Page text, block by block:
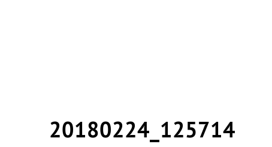
20180224_125714